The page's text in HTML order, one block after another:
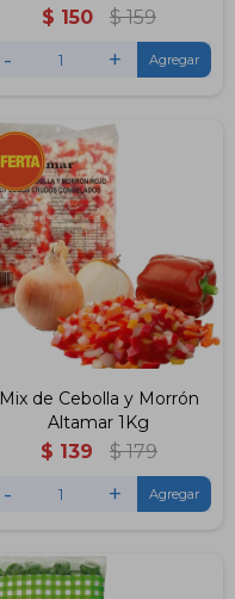
$ 150 $ 159
- +
Mix de Cebolla y Morrón
Altamar 1Kg
$ 139 $ 179
- +